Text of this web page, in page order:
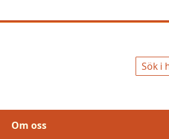
Om oss